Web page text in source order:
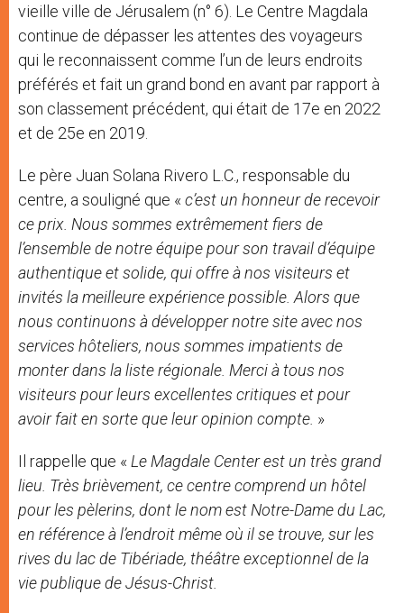
vieille ville de Jérusalem (n° 6). Le Centre Magdala
continue de dépasser les attentes des voyageurs
qui le reconnaissent comme l’un de leurs endroits
préférés et fait un grand bond en avant par rapport à
son classement précédent, qui était de 17e en 2022
et de 25e en 2019.
Le père Juan Solana Rivero L.C., responsable du
centre, a souligné que « c’est un honneur de recevoir
ce prix. Nous sommes extrêmement fiers de
l’ensemble de notre équipe pour son travail d’équipe
authentique et solide, qui offre à nos visiteurs et
invités la meilleure expérience possible. Alors que
nous continuons à développer notre site avec nos
services hôteliers, nous sommes impatients de
monter dans la liste régionale. Merci à tous nos
visiteurs pour leurs excellentes critiques et pour
avoir fait en sorte que leur opinion compte. »
Il rappelle que « Le Magdale Center est un très grand
lieu. Très brièvement, ce centre comprend un hôtel
pour les pèlerins, dont le nom est Notre-Dame du Lac,
en référence à l’endroit même où il se trouve, sur les
rives du lac de Tibériade, théâtre exceptionnel de la
vie publique de Jésus-Christ.